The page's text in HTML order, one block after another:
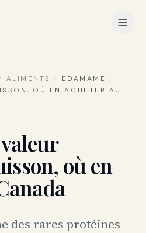
/ ALIMENTS /
EDAMAME :
OÙ EN ACHETER AU
où en
des rares protéines